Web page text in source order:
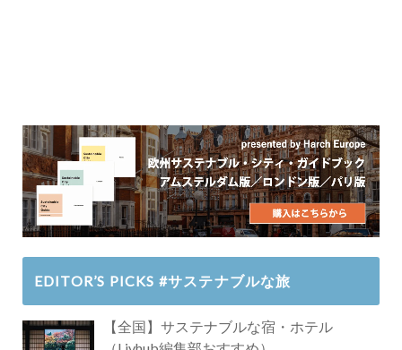
EDITOR’S PICKS #サステナブルな旅
【全国】サステナブルな宿・ホテル